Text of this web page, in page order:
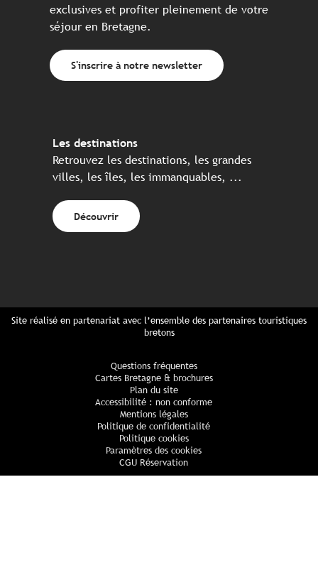
exclusives et profiter pleinement de votre
séjour en Bretagne.
S'inscrire à notre newsletter
Les destinations
Retrouvez les destinations, les grandes
villes, les îles, les immanquables, ...
Découvrir
Site réalisé en partenariat avec l’ensemble des partenaires touristiques
bretons
Questions fréquentes
Cartes Bretagne & brochures
Plan du site
Accessibilité : non conforme
Mentions légales
Politique de confidentialité
Politique cookies
Paramètres des cookies
CGU Réservation